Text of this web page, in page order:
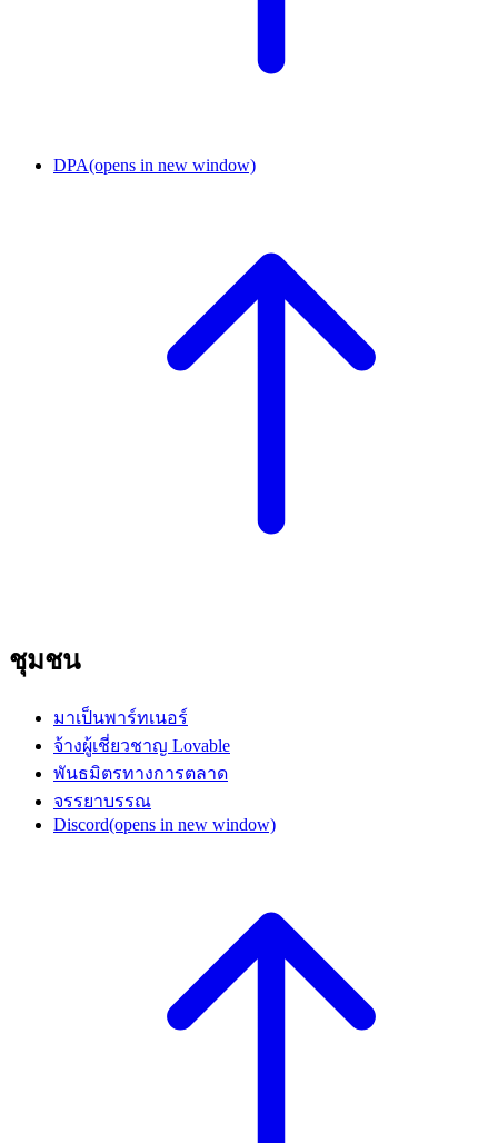
DPA(opens in new window)
ชุมชน
มาเป็นพาร์ทเนอร์
จ้างผู้เชี่ยวชาญ Lovable
พันธมิตรทางการตลาด
จรรยาบรรณ
Discord(opens in new window)